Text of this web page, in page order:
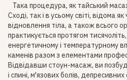
Така процедура, як тайський
Сході, так і в усьому світі, відома
відновлення тіла, а також всього
практикується протягом
енергетичному і температурному
каменів разом з елементами
Відвідавши стоун-масаж, ви
і спині, м'язових болів, депресивних